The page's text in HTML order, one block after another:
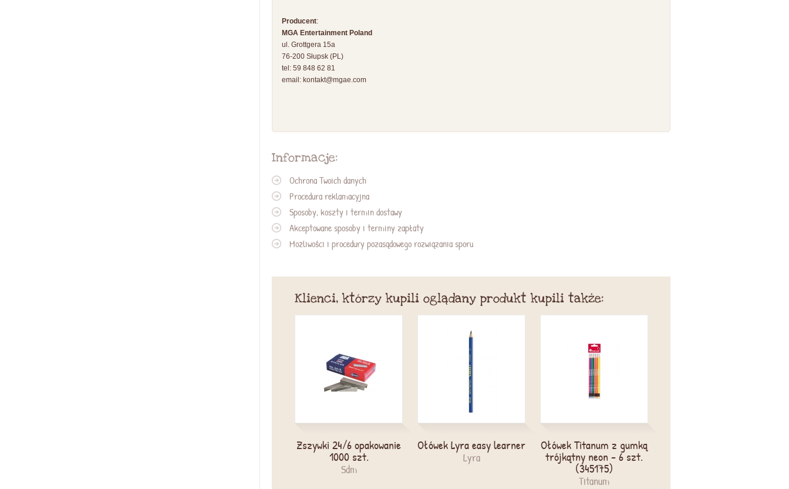
Producent:
MGA Entertainment Poland
ul. Grottgera 15a
76-200 Słupsk (PL)
tel: 59 848 62 81
email: kontakt@mgae.com
Informacje:
Ochrona Twoich danych
Procedura reklamacyjna
Sposoby, koszty i termin dostawy
Akceptowane sposoby i terminy zapłaty
Możliwości i procedury pozasądowego rozwiązania sporu
Klienci, którzy kupili oglądany produkt kupili także:
Zszywki 24/6 opakowanie
1000 szt.
Sdm
Ołówek Lyra easy learner
Lyra
Ołówek Titanum z gumką
trójkątny neon - 6 szt.
(345175)
Titanum